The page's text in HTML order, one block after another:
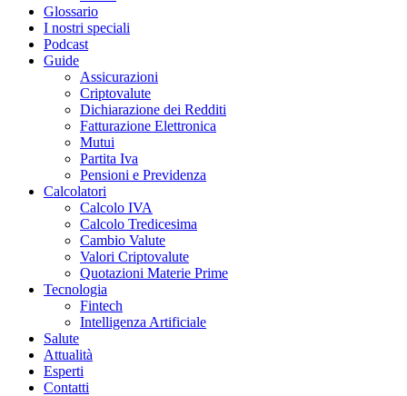
Glossario
I nostri speciali
Podcast
Guide
Assicurazioni
Criptovalute
Dichiarazione dei Redditi
Fatturazione Elettronica
Mutui
Partita Iva
Pensioni e Previdenza
Calcolatori
Calcolo IVA
Calcolo Tredicesima
Cambio Valute
Valori Criptovalute
Quotazioni Materie Prime
Tecnologia
Fintech
Intelligenza Artificiale
Salute
Attualità
Esperti
Contatti